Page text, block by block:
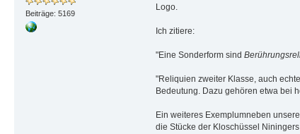
Beiträge: 5169
Logo.
Ich zitiere:
"Eine Sonderform sind
"Reliquien zweiter Klasse, auch
Bedeutung. Dazu gehören etwa bei
Ein weiteres Exemplumneben
die Stücke der Kloschüssel